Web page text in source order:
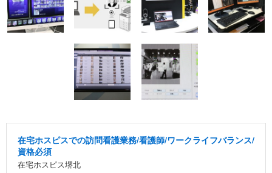
在宅ホスピスでの訪問看護業務/看護師/ワークライフバランス/
資格必須
在宅ホスピス堺北